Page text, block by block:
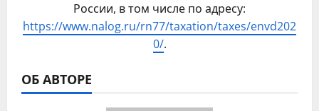
России, в том числе по адресу:
https://www.nalog.ru/rn77/taxation/taxes/envd202
0/.
ОБ АВТОРЕ